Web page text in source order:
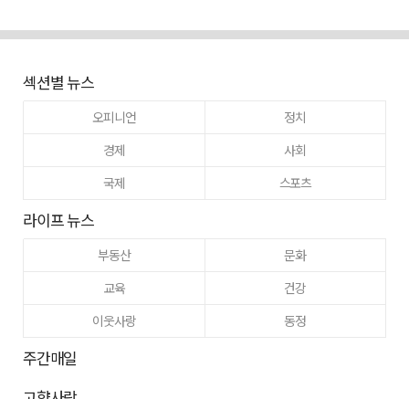
섹션별 뉴스
오피니언
정치
경제
사회
국제
스포츠
라이프 뉴스
부동산
문화
교육
건강
이웃사랑
동정
주간매일